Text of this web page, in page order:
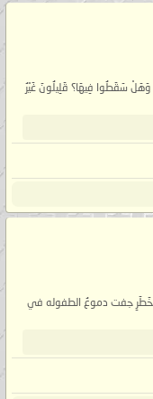
وَهَلْ سَقَطُوا فِيهَا؟ قَلِيلُونَ غَيْرُ
جفت دموعُ الطفوله في